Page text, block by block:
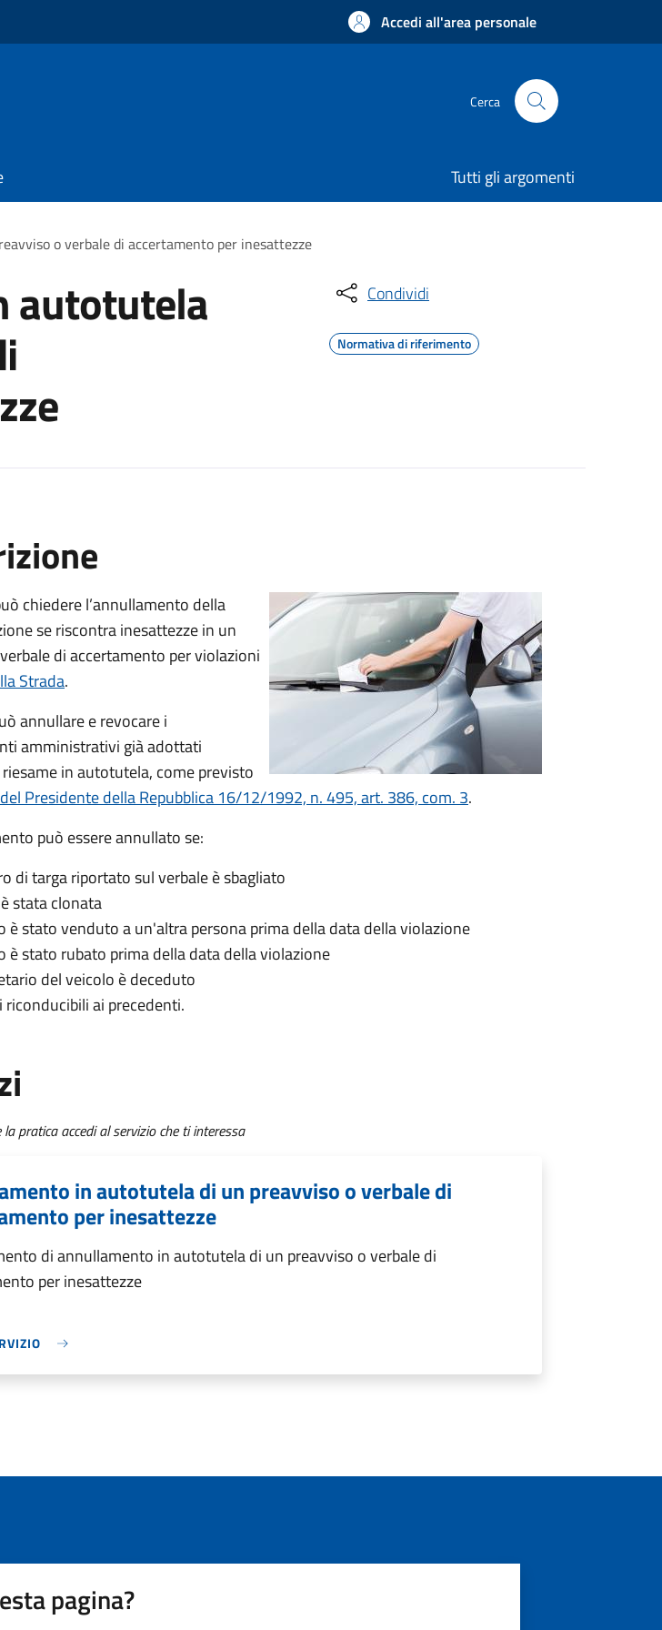
Accedi all'area personale
Cerca
Tutti gli argomenti
o verbale di accertamento per inesattezze
autotutela Condividi
Normativa di riferimento
chiedere l’annullamento della
se riscontra inesattezze in un
di accertamento per violazioni
Strada.
annullare e revocare i
amministrativi già adottati
in autotutela, come previsto
Presidente della Repubblica 16/12/1992, n. 495, art. 386, com. 3.
può essere annullato se:
di targa riportato sul verbale è sbagliato
stata clonata
è stato venduto a un'altra persona prima della data della violazione
è stato rubato prima della data della violazione
del veicolo è deceduto
riconducibili ai precedenti.
pratica accedi al servizio che ti interessa
in autotutela di un preavviso o verbale di
per inesattezze
di annullamento in autotutela di un preavviso o verbale di
per inesattezze
pagina?